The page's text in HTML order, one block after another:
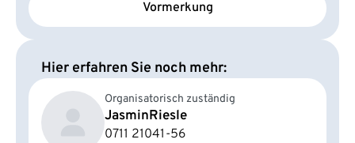
Vormerkung
Hier erfahren Sie noch mehr:
Organisatorisch zuständig
JasminRiesle
0711 21041-56